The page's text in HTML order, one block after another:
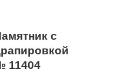
с
11404